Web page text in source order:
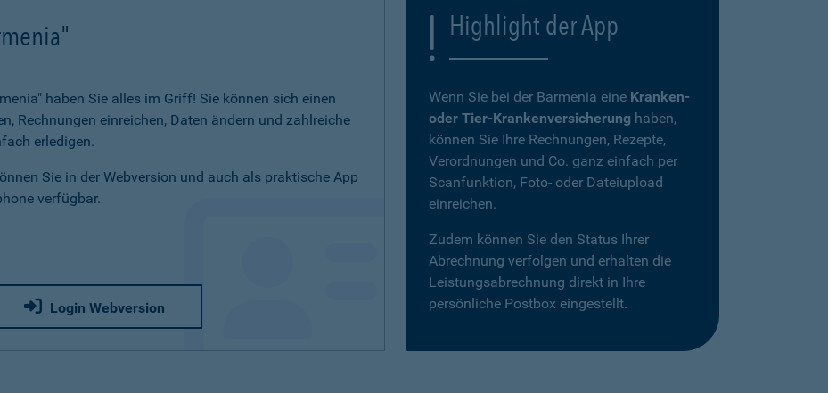
haben Sie alles im Griff! Sie können sich einen
Rechnungen einreichen, Daten ändern und zahlreiche
erledigen.
Sie in der Webversion und auch als praktische App
verfügbar.
Login Webversion
Highlight der App
Wenn Sie bei der Barmenia eine Kranken-
oder Tier-Krankenversicherung haben,
können Sie Ihre Rechnungen, Rezepte,
Verordnungen und Co. ganz einfach per
Scanfunktion, Foto- oder Dateiupload
einreichen.
Zudem können Sie den Status Ihrer
Abrechnung verfolgen und erhalten die
Leistungsabrechnung direkt in Ihre
persönliche Postbox eingestellt.